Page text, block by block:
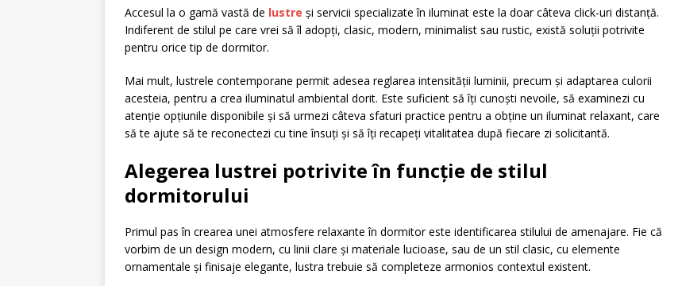
Accesul la o gamă vastă de lustre și servicii specializate în iluminat este la doar câteva click-uri distanță.
Indiferent de stilul pe care vrei să îl adopți, clasic, modern, minimalist sau rustic, există soluții potrivite
pentru orice tip de dormitor.
Mai mult, lustrele contemporane permit adesea reglarea intensității luminii, precum și adaptarea culorii
acesteia, pentru a crea iluminatul ambiental dorit. Este suficient să îți cunoști nevoile, să examinezi cu
atenție opțiunile disponibile și să urmezi câteva sfaturi practice pentru a obține un iluminat relaxant, care
să te ajute să te reconectezi cu tine însuți și să îți recapeți vitalitatea după fiecare zi solicitantă.
Alegerea lustrei potrivite în funcție de stilul
dormitorului
Primul pas în crearea unei atmosfere relaxante în dormitor este identificarea stilului de amenajare. Fie că
vorbim de un design modern, cu linii clare și materiale lucioase, sau de un stil clasic, cu elemente
ornamentale și finisaje elegante, lustra trebuie să completeze armonios contextul existent.